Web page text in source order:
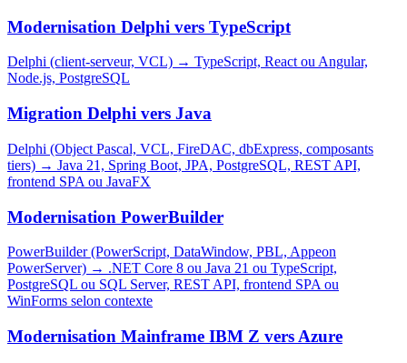
Modernisation Delphi vers TypeScript
Delphi (client-serveur, VCL) → TypeScript, React ou Angular,
Node.js, PostgreSQL
Migration Delphi vers Java
Delphi (Object Pascal, VCL, FireDAC, dbExpress, composants
tiers) → Java 21, Spring Boot, JPA, PostgreSQL, REST API,
frontend SPA ou JavaFX
Modernisation PowerBuilder
PowerBuilder (PowerScript, DataWindow, PBL, Appeon
PowerServer) → .NET Core 8 ou Java 21 ou TypeScript,
PostgreSQL ou SQL Server, REST API, frontend SPA ou
WinForms selon contexte
Modernisation Mainframe IBM Z vers Azure